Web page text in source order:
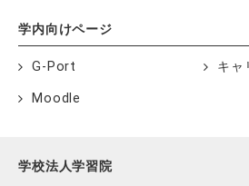
学内向けページ
G-Port キャ
Moodle
学校法人学習院